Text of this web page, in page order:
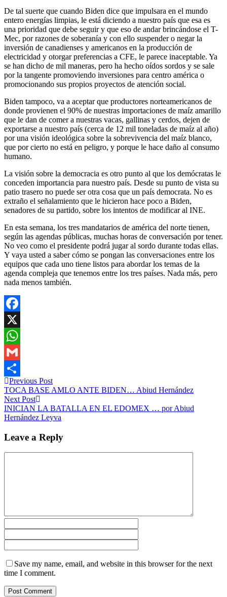
De tal suerte que cuando Biden dice que impulsara en el mundo
entero energías limpias, le está diciendo a nuestro país que esa es
una prioridad que debe seguir y que eso de andar brincándose el T-
Mec, por razones de soberanía y con ello suspender o negar la
inversión de canadienses y americanos en la producción de
electricidad y otorgar preferencias a CFE, le parece inaceptable. Ya
se han dicho de mil maneras, pero ha hecho oídos sordos y se sale
por la tangente promoviendo inversiones para centro américa o
promocionando sus propios proyectos de atención social.
Biden tampoco, va a aceptar que productores norteamericanos de
donde provienen el 90% de nuestras importaciones de maíz amarillo
que le dan de comer a nuestras vacas, gallinas y cerdos, dejen de
exportarse a nuestro país (cerca de 12 mil toneladas de maíz al año)
por una visión ideológica sobre la sobrevivencia del maíz blanco,
que por cierto no está en peligro, y porque le hace daño al consumo
humano.
La visión sobre la democracia es otro punto al que los demócratas le
conceden importancia para nuestro país. Desde su punto de vista su
patio trasero no puede ser otra cosa que un país democrata. No es
extraño el señalamiento que le hicieron hace poco a Biden,
senadores de su partido, sobre los intentos de modificar al INE.
En esta semana, los tres mandatarios de américa del norte tienen,
según las agendas públicas, muchas horas de conversación por tener.
No veo como el presidente podrá jugar al sordo durante todas ellas.
Y vaya usted a saber cómo se pongan las conversaciones entre los
equipos que cada uno tiene listos para abordar los temas de la
agenda compleja que tenemos entre los tres países. Nada más, pero
nada menos también.
Facebook
X
WhatsApp
Gmail
Compartir
Previous Post
TOCA BASE AMLO ANTE BIDEN… Abiud Hernández
Next Post
INICIAN LA BATALLA EN EL EDOMEX … por Abiud
Hernández Leyva
Leave a Reply
Save my name, email, and website in this browser for the next
time I comment.